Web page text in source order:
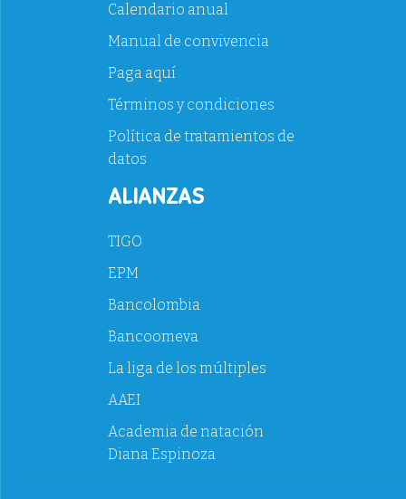
Calendario anual
Manual de convivencia
Paga aquí
Términos y condiciones
Política de tratamientos de
datos
ALIANZAS
TIGO
EPM
Bancolombia
Bancoomeva
La liga de los múltiples
AAEI
Academia de natación
Diana Espinoza